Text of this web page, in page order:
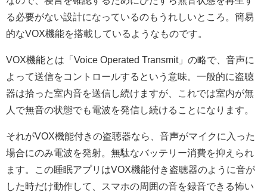
る必要がない設計になっているのもうれしいところ。簡易
的なVOX機能を搭載しているようなものです。
VOX機能とは「Voice Operated Transmit」の略で、音声に
よって送信をコントロールするという意味。一般的に盗聴
器は拾った室内音を送信し続けますが、これでは室内が無
人で無音の状態でも電波を発信し続けることになります。
それがVOX機能付きの盗聴器なら、音声がマイクに入った
場合にのみ電波を発射。無駄なバッテリー消費を抑えられ
ます。この睡眠アプリはVOX機能付き盗聴器のように音が
した時だけ動作して、スマホの周囲の音を録音できる怖い